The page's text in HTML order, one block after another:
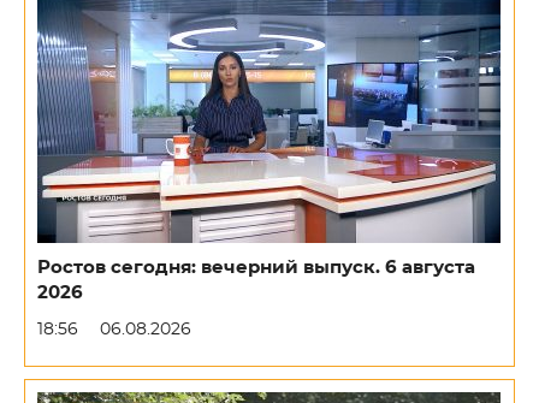
Ростов сегодня: вечерний выпуск. 6 августа
2026
18:56 06.08.2026